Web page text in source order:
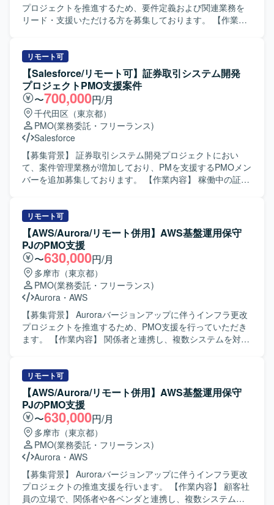
プロジェクトを推進するため、要件定義および関連業務を
リード・支援いただける方を募集しております。 【作業内
係システムとの仕様調整を行いながら、要件定義工程を中
心にプロジェクト推進を支援していただきます。 各種設計
書レビューに向けた検討や、要件定義書・設計書などのド
キュメント作成・レビューもご担当いただきます。 また、
会議のファシリテーションや論点整理、関係者間の合意形
成を主体的に進めていただきます。 【求める人物像】 シス
テム開発の上流工程に強みを持ち、開発経験を背景に要件
定義・設計・開発寄りの実務に継続して関わってこられた
方を求めております。 論理的思考力をもとに課題や論点を
構造化し、関係者へ分かりやすく説明できる方を歓迎いた
します。 ビジネス部門やベンダー、社内外のシステム担当
る方を想定しています。 【ポジションの魅力】 大手企業の
基幹システムにおける新機能開発プロジェクトに上流工程
から関わることができ、ビジネス部門と開発側の双方に近
い立場で価値提供できるポジションです。 要件定義や設
計、各種レビューを通じて、システム全体の構造理解や業
務知見を深めることができます。 リーダー枠として参画い
ただく場合は、要件定義や仕様調整をリードしながら、開
発メンバーとの技術的な対話を通じてプロジェクトを推進
する経験を積むことができます。 【開発環境】 基幹システ
ムの新機能開発プロジェクトにおける要件定義および設計
工程を中心とした環境での業務となります。具体的な技術
リモート可
【Salesforce/リモート可】証券取引システム開発
プロジェクトPMO支援案件
〜700,000円/月
千代田区（東京都）
PMO(業務委託・フリーランス)
Salesforce
【募集背景】 証券取引システム開発プロジェクトにおい
て、案件管理業務が増加しており、PMを支援するPMOメン
バーを追加募集しております。 【作業内容】 稼働中の証券
キュメントの作成・更新、内部定例会議の準備、会議日程
調整および運営、議事録作成を担当していただきます。 ま
た、Redmine等を用いたチケット起票・進捗管理、不具合
集計、課題やQAの追い回し、Salesforceへの入力作業など
もご対応いただきます。 【求める人物像】 自ら課題を見つ
けて主体的に動ける方を求めております。 コミュニケーシ
ョンを取りながら関係者と円滑に連携し、ドキュメント作
成や進捗管理を丁寧かつ正確に進められる方が望ましいで
す。 【ポジションの魅力】 大規模な証券取引システム開発
プロジェクトに参画し、PMの近くでプロジェクト管理業務
全般に携わることができます。 金融システム開発の現場で
開発プロジェクトにおける各種管理ツールおよびドキュメ
ント作成ツールを使用いたします。
リモート可
【AWS/Aurora/リモート併用】AWS基盤運用保守
PJのPMO支援
〜630,000円/月
多摩市（東京都）
PMO(業務委託・フリーランス)
Aurora ・ AWS
【募集背景】 Auroraバージョンアップに伴うインフラ更改
プロジェクトを推進するため、PMO支援を行っていただき
ます。 【作業内容】 関係者と連携し、複数システムを対象
て、基本設計、テスト計画、テスト結果、承認に関するド
キュメント作成およびレビュー対応を行っていただきま
す。Redmine等を用いた管理や、タスク・テスト状況の可
視化も担当していただきます。 【求める人物像】 関係者と
円滑に連携し、課題や遅延に対して周囲を巻き込みながら
対応を検討・フォローできる方を求めています。 【ポジシ
ョンの魅力】 既存メンバーの支援を受けながら、PMOおよ
びプロジェクト推進のスキルを伸ばしていただけます。
【開発環境】 AWS、Aurora、Redmine、Excel、
PowerPointを使用します。
リモート可
【AWS/Aurora/リモート併用】AWS基盤運用保守
PJのPMO支援
〜630,000円/月
多摩市（東京都）
PMO(業務委託・フリーランス)
Aurora ・ AWS
【募集背景】 Auroraバージョンアップに伴うインフラ更改
プロジェクトの推進支援を行います。 【作業内容】 顧客社
員の立場で、関係者や各ベンダと連携し、複数システムの